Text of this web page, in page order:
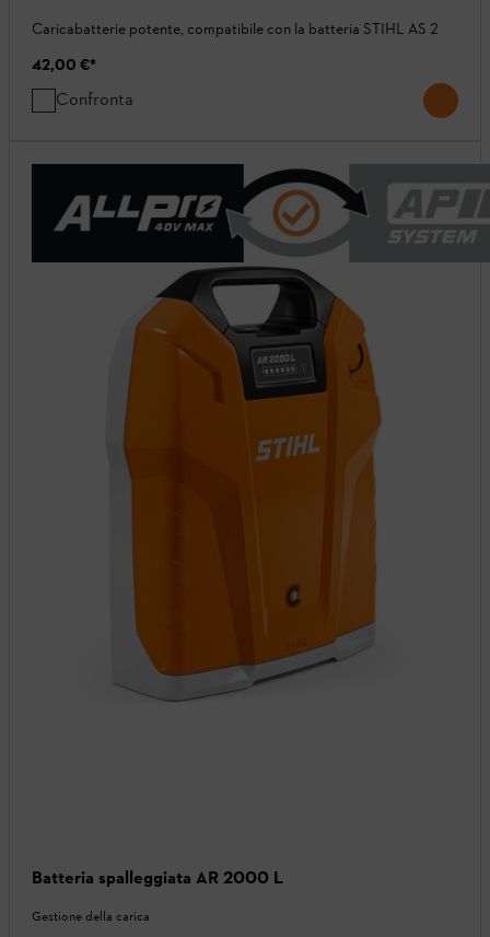
Caricabatterie potente, compatibile con la batteria STIHL AS 2
42,00 €*
Confronta
Batteria spalleggiata AR 2000 L
Gestione della carica